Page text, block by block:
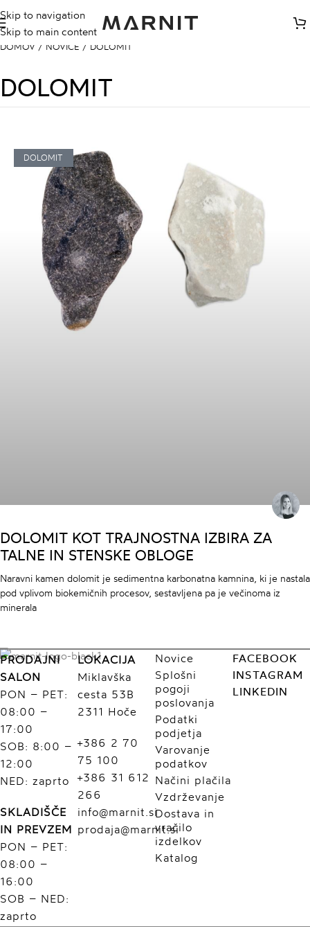
Skip to navigation
Skip to main content
DOMOV / NOVICE / DOLOMIT
DOLOMIT
DOLOMIT
DOLOMIT KOT TRAJNOSTNA IZBIRA ZA
TALNE IN STENSKE OBLOGE
Naravni kamen dolomit je sedimentna karbonatna kamnina, ki je nastala
pod vplivom biokemičnih procesov, sestavljena pa je večinoma iz
minerala
PRODAJNI
SALON
PON – PET:
08:00 –
17:00
SOB: 8:00 –
12:00
NED: zaprto
SKLADIŠČE
IN PREVZEM
PON – PET:
08:00 –
16:00
SOB – NED:
zaprto
LOKACIJA
Miklavška
cesta 53B
2311 Hoče
+386 2 70
75 100
+386 31 612
266
info@marnit.si
prodaja@marnit.si
Novice
Splošni
pogoji
poslovanja
Podatki
podjetja
Varovanje
podatkov
Načini plačila
Vzdrževanje
Dostava in
vračilo
izdelkov
Katalog
FACEBOOK
INSTAGRAM
LINKEDIN